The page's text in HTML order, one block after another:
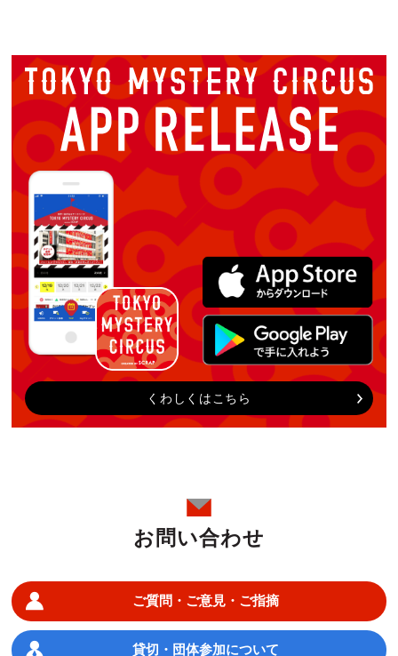
くわしくはこちら
お問い合わせ
ご質問・ご意見・ご指摘
貸切・団体参加について